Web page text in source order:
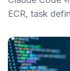
ECR, task